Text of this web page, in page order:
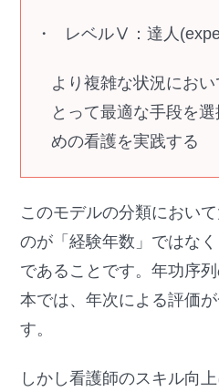
レベルⅤ：達人
より複雑な状況にお
とって最適な手段を
めの看護を実践する
このモデルの分類におい
のが「経験年数」ではな
であることです。年功序
本では、年次による評価
す。
しかし看護師のスキル向